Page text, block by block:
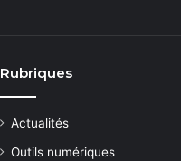
Rubriques
Actualités
Outils numériques